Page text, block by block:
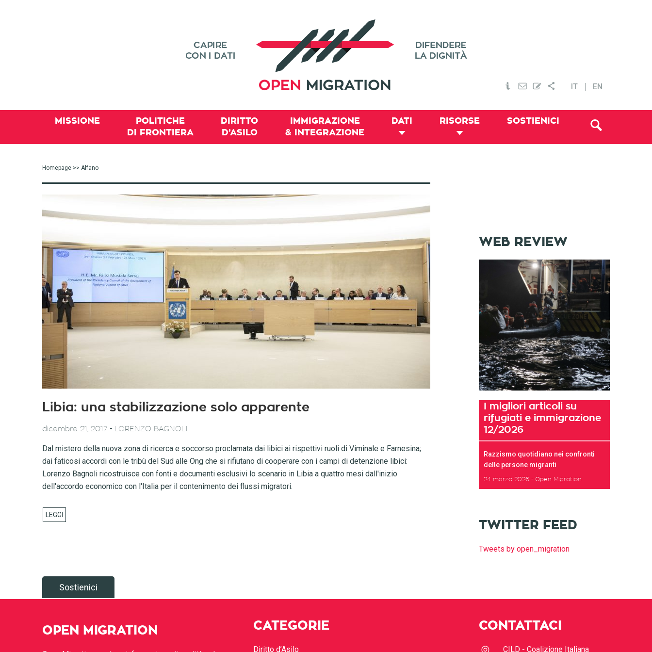
IT EN
MISSIONE
POLITICHE
DI FRONTIERA
DIRITTO
D’ASILO
IMMIGRAZIONE
& INTEGRAZIONE
DATI RISORSE SOSTIENICI
Homepage >> Alfano
Libia: una stabilizzazione solo apparente
dicembre 21, 2017 - LORENZO BAGNOLI
Dal mistero della nuova zona di ricerca e soccorso proclamata dai libici ai rispettivi ruoli di Viminale e Farnesina;
dai faticosi accordi con le tribù del Sud alle Ong che si rifiutano di cooperare con i campi di detenzione libici:
Lorenzo Bagnoli ricostruisce con fonti e documenti esclusivi lo scenario in Libia a quattro mesi dall'inizio
dell'accordo economico con l'Italia per il contenimento dei flussi migratori.
WEB REVIEW
I migliori articoli su
rifugiati e immigrazione
12/2026
Razzismo quotidiano nei confronti
delle persone migranti
24 marzo 2026 Open Migration
TWITTER FEED
Tweets by open_migration
Sostienici
OPEN MIGRATION CATEGORIE
Diritto d’Asilo
CONTATTACI
CILD - Coalizione Italiana